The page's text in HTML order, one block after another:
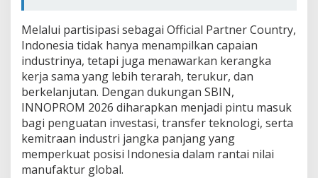
Melalui partisipasi sebagai Official Partner Country,
Indonesia tidak hanya menampilkan capaian
industrinya, tetapi juga menawarkan kerangka
kerja sama yang lebih terarah, terukur, dan
berkelanjutan. Dengan dukungan SBIN,
INNOPROM 2026 diharapkan menjadi pintu masuk
bagi penguatan investasi, transfer teknologi, serta
kemitraan industri jangka panjang yang
memperkuat posisi Indonesia dalam rantai nilai
manufaktur global.